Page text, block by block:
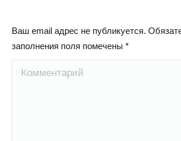
Ваш email адрес не публикуется.
заполнения поля помечены *
Комментарий